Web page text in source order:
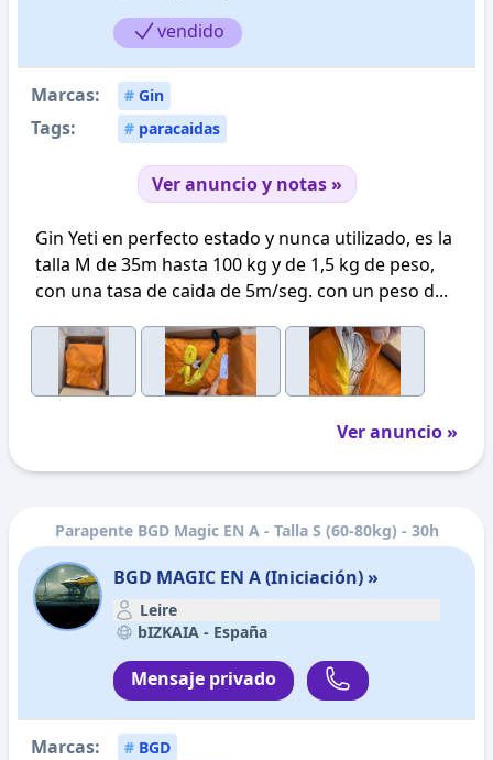
vendido
Marcas: # Gin
Tags: # paracaidas
Ver anuncio y notas »
Gin Yeti en perfecto estado y nunca utilizado, es la
talla M de 35m hasta 100 kg y de 1,5 kg de peso,
con una tasa de caida de 5m/seg. con un peso d...
Ver anuncio »
Parapente BGD Magic EN A - Talla S (60-80kg) - 30h
BGD MAGIC EN A (Iniciación) »
Leire
bIZKAIA - España
Mensaje privado
Marcas: # BGD